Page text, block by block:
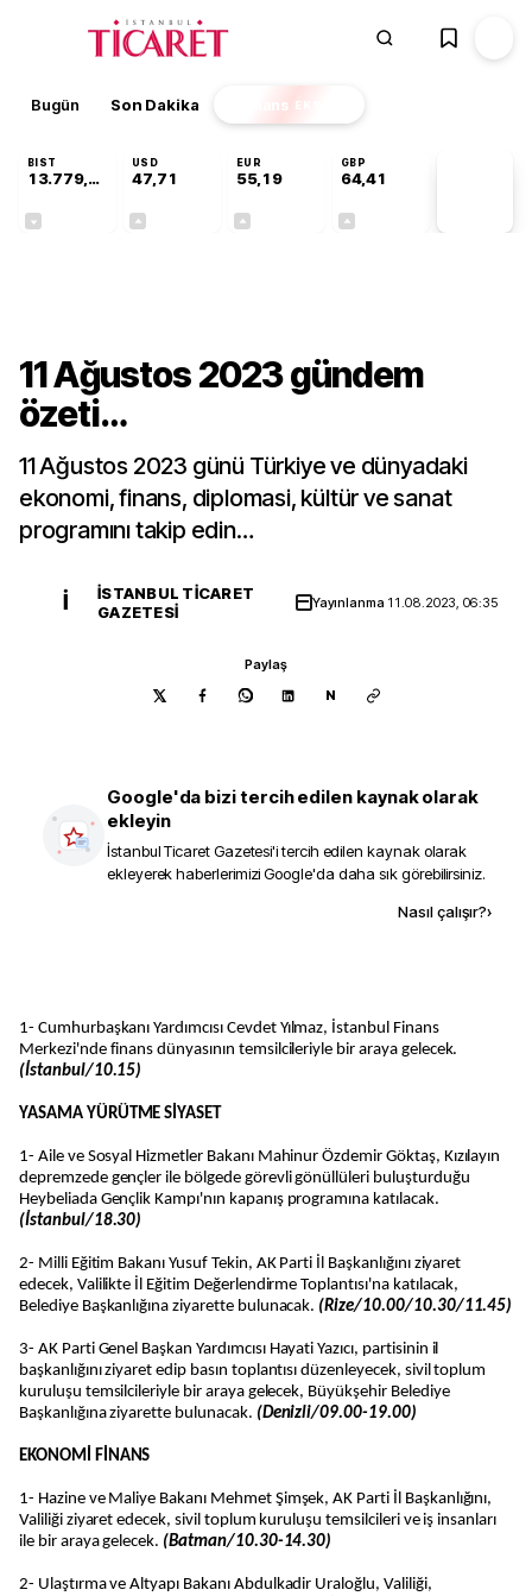
Bugün Son Dakika Finans EKSTRA
BIST
13.779,39
USD
47,71
EUR
55,19
GBP
64,41
11 Ağustos 2023 gündem
özeti…
11 Ağustos 2023 günü Türkiye ve dünyadaki
ekonomi, finans, diplomasi, kültür ve sanat
programını takip edin…
İ
İSTANBUL TICARET
GAZETESI
Yayınlanma 11.08.2023, 06:35
Paylaş
N
Google'da bizi tercih edilen kaynak olarak
ekleyin
İstanbul Ticaret Gazetesi'i tercih edilen kaynak olarak
ekleyerek haberlerimizi Google'da daha sık görebilirsiniz.
Nasıl çalışır?›
1- Cumhurbaşkanı Yardımcısı Cevdet Yılmaz, İstanbul Finans
Merkezi'nde finans dünyasının temsilcileriyle bir araya gelecek.
(İstanbul/10.15)
YASAMA YÜRÜTME SİYASET
1- Aile ve Sosyal Hizmetler Bakanı Mahinur Özdemir Göktaş, Kızılayın
depremzede gençler ile bölgede görevli gönüllüleri buluşturduğu
Heybeliada Gençlik Kampı'nın kapanış programına katılacak.
(İstanbul/18.30)
2- Milli Eğitim Bakanı Yusuf Tekin, AK Parti İl Başkanlığını ziyaret
edecek, Valilikte İl Eğitim Değerlendirme Toplantısı'na katılacak,
Belediye Başkanlığına ziyarette bulunacak. (Rize/10.00/10.30/11.45)
3- AK Parti Genel Başkan Yardımcısı Hayati Yazıcı, partisinin il
başkanlığını ziyaret edip basın toplantısı düzenleyecek, sivil toplum
kuruluşu temsilcileriyle bir araya gelecek, Büyükşehir Belediye
Başkanlığına ziyarette bulunacak. (Denizli/09.00-19.00)
EKONOMİ FİNANS
1- Hazine ve Maliye Bakanı Mehmet Şimşek, AK Parti İl Başkanlığını,
Valiliği ziyaret edecek, sivil toplum kuruluşu temsilcileri ve iş insanları
ile bir araya gelecek. (Batman/10.30-14.30)
2- Ulaştırma ve Altyapı Bakanı Abdulkadir Uraloğlu, Valiliği,